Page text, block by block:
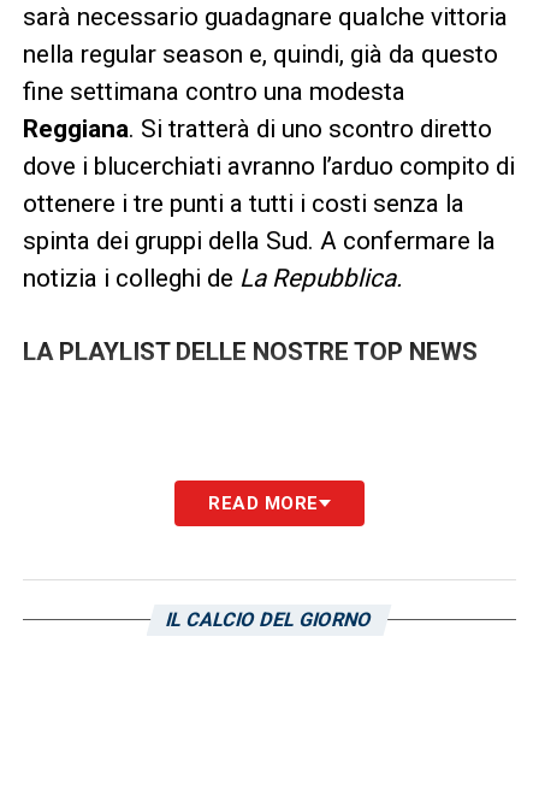
sarà necessario guadagnare qualche vittoria
nella regular season e, quindi, già da questo
fine settimana contro una modesta
Reggiana. Si tratterà di uno scontro diretto
dove i blucerchiati avranno l’arduo compito di
ottenere i tre punti a tutti i costi senza la
spinta dei gruppi della Sud. A confermare la
notizia i colleghi de La Repubblica.
LA PLAYLIST DELLE NOSTRE TOP NEWS
READ MORE
IL CALCIO DEL GIORNO